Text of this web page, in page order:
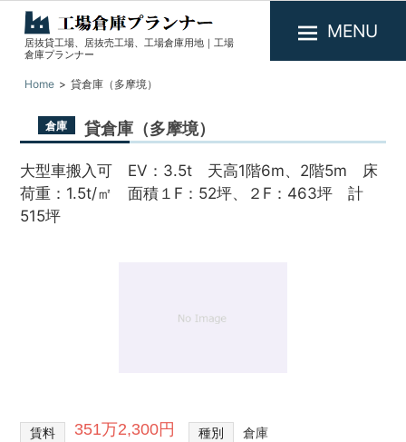
工
場
プ
ラ
ン
ナ
居抜貸工場、居抜売工場、工場倉庫用地｜工場
倉庫プランナー
MENU
Home 貸倉庫（多摩境）
倉庫 貸倉庫（多摩境）
大型車搬入可 EV：3.5t 天高1階6m、2階5m 床
荷重：1.5t/㎡ 面積１F：52坪、２F：463坪 計
515坪
賃料 351万2,300円 種別 倉庫